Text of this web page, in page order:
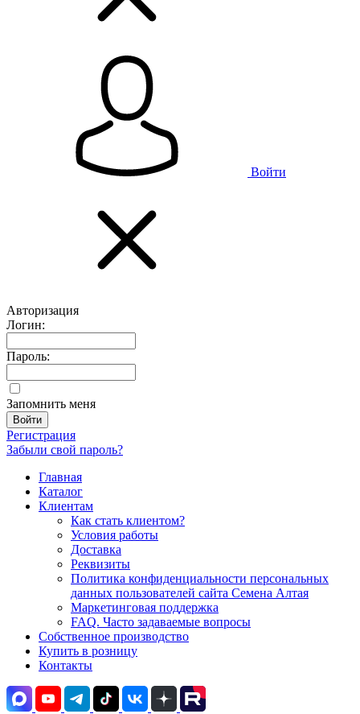
Войти
Авторизация
Логин:
Пароль:
Запомнить меня
Регистрация
Забыли свой пароль?
Главная
Каталог
Клиентам
Как стать клиентом?
Условия работы
Доставка
Реквизиты
Политика конфиденциальности персональных
данных пользователей сайта Семена Алтая
Маркетинговая поддержка
FAQ. Часто задаваемые вопросы
Собственное производство
Купить в розницу
Контакты